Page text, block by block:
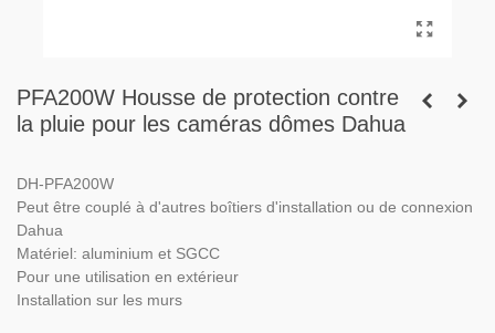
PFA200W Housse de protection contre
la pluie pour les caméras dômes Dahua
DH-PFA200W
Peut être couplé à d'autres boîtiers d'installation ou de connexion
Dahua
Matériel: aluminium et SGCC
Pour une utilisation en extérieur
Installation sur les murs